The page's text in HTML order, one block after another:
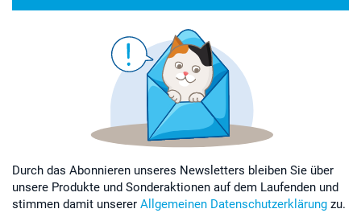
Durch das Abonnieren unseres Newsletters bleiben Sie über
unsere Produkte und Sonderaktionen auf dem Laufenden und
stimmen damit unserer Allgemeinen Datenschutzerklärung zu.